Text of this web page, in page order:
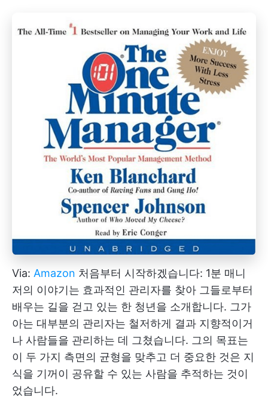
Via: Amazon 처음부터 시작하겠습니다: 1분 매니
저의 이야기는 효과적인 관리자를 찾아 그들로부터
배우는 길을 걷고 있는 한 청년을 소개합니다. 그가
아는 대부분의 관리자는 철저하게 결과 지향적이거
나 사람들을 관리하는 데 그쳤습니다. 그의 목표는
이 두 가지 측면의 균형을 맞추고 더 중요한 것은 지
식을 기꺼이 공유할 수 있는 사람을 추적하는 것이
었습니다.